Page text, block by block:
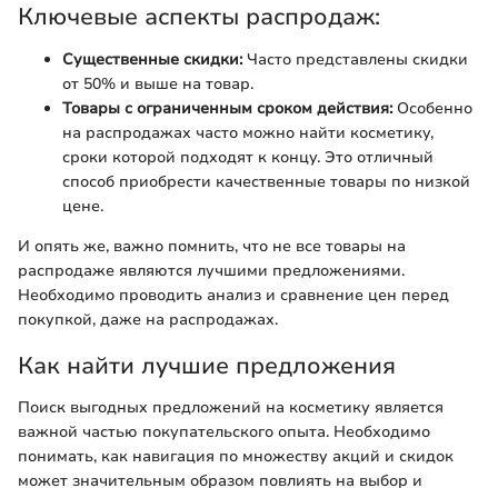
Ключевые аспекты распродаж:
Существенные скидки:Часто представлены скидки
от 50% и выше на товар.
Товары с ограниченным сроком действия:Особенно
на распродажах часто можно найти косметику,
сроки которой подходят к концу. Это отличный
способ приобрести качественные товары по низкой
цене.
И опять же, важно помнить, что не все товары на
распродаже являются лучшими предложениями.
Необходимо проводить анализ и сравнение цен перед
покупкой, даже на распродажах.
Как найти лучшие предложения
Поиск выгодных предложений на косметику является
важной частью покупательского опыта. Необходимо
понимать, как навигация по множеству акций и скидок
может значительным образом повлиять на выбор и